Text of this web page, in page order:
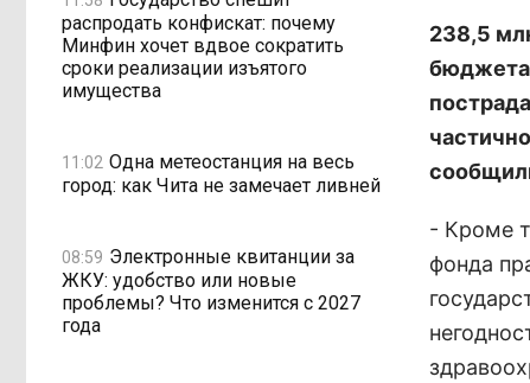
распродать конфискат: почему
Минфин хочет вдвое сократить
сроки реализации изъятого
имущества
11:02 Одна метеостанция на весь
город: как Чита не замечает ливней
08:59 Электронные квитанции за
ЖКУ: удобство или новые
проблемы? Что изменится с 2027
года
238,5
- Кроме
фонда